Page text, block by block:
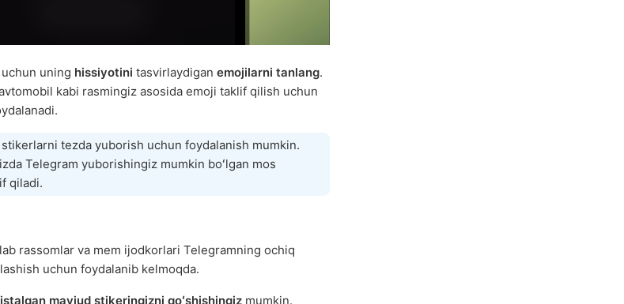
uchun uning hissiyotini tasvirlaydigan emojilarni tanlang.
kabi rasmingiz asosida emoji taklif qilish uchun
tezda yuborish uchun foydalanish mumkin.
Telegram yuborishingiz mumkin boʻlgan mos
qiladi.
rassomlar va mem ijodkorlari Telegramning ochiq
uchun foydalanib kelmoqda.
istalgan mavjud stikeringizni qoʻshishingiz mumkin.